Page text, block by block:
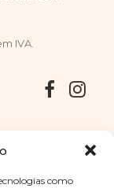
como
IVA.